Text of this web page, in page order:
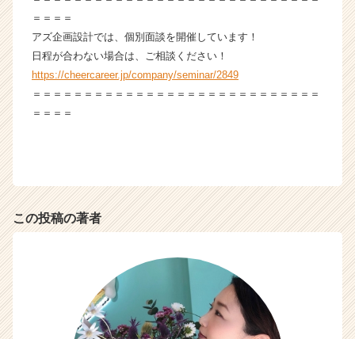
＝＝＝＝
アズ企画設計では、個別面談を開催しています！
日程が合わない場合は、ご相談ください！
https://cheercareer.jp/company/seminar/2849
＝＝＝＝＝＝＝＝＝＝＝＝＝＝＝＝＝＝＝＝＝＝＝＝＝＝＝＝
＝＝＝＝
この投稿の著者